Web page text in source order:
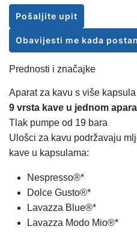
Prednosti i značajke
Aparat za kavu s više kapsula
9 vrsta kave u jednom
Tlak pumpe od 19 bara
Ulošci za kavu podržavaju
kave u kapsulama:
Nespresso®*
Dolce Gusto®*
Lavazza Blue®*
Lavazza Modo Mio®*
Pošaljite upit
Obavijesti me kada